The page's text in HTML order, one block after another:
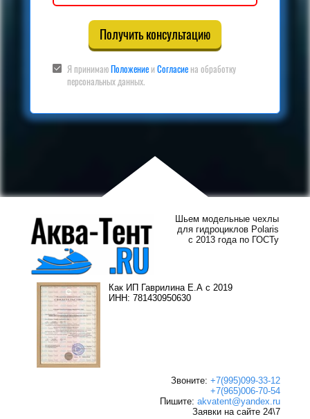
Получить консультацию
Я принимаюПоложение иСогласие на обработку
персональных данных.
Шьем модельные чехлы
для гидроциклов Polaris
с 2013 года по ГОСТу
Как ИП Гаврилина Е.А с 2019
ИНН: 781430950630
Звоните: +7(995)099-33-12
+7(965)006-70-54
Пишите: akvatent@yandex.ru
Заявки на сайте 24\7